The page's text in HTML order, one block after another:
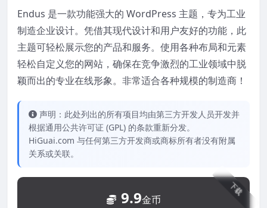
Endus 是一款功能强大的 WordPress 主题，专为工业
制造企业设计。凭借其现代设计和用户友好的功能，此
主题可轻松展示您的产品和服务。使用各种布局和元素
轻松自定义您的网站，确保在竞争激烈的工业领域中脱
颖而出的专业在线形象。非常适合各种规模的制造商！
声明：此处列出的所有项目均由第三方开发人员开发并
根据通用公共许可证 (GPL) 的条款重新分发。
HiGuai.com 与任何第三方开发商或商标所有者没有附属
关系或关联。
下载
9.9金币